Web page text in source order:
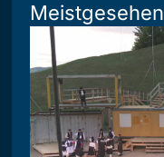
Meistgesehen